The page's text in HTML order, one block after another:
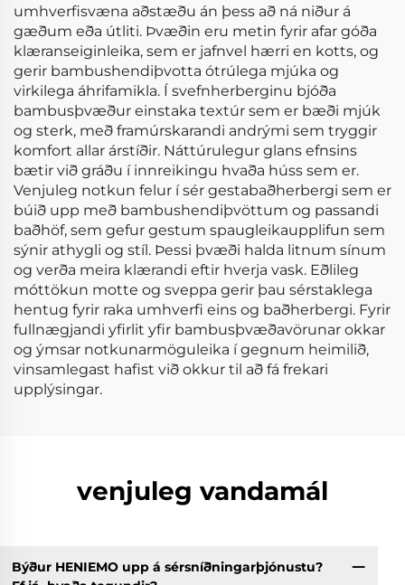
umhverfisvæna aðstæðu án þess að ná niður á
gæðum eða útliti. Þvæðin eru metin fyrir afar góða
klæranseiginleika, sem er jafnvel hærri en kotts, og
gerir bambushendiþvotta ótrúlega mjúka og
virkilega áhrifamikla. Í svefnherberginu bjóða
bambusþvæður einstaka textúr sem er bæði mjúk
og sterk, með framúrskarandi andrými sem tryggir
komfort allar árstíðir. Náttúrulegur glans efnsins
bætir við gráðu í innreikingu hvaða húss sem er.
Venjuleg notkun felur í sér gestabaðherbergi sem er
búið upp með bambushendiþvöttum og passandi
baðhöf, sem gefur gestum spaugleikaupplifun sem
sýnir athygli og stíl. Þessi þvæði halda litnum sínum
og verða meira klærandi eftir hverja vask. Eðlileg
móttökun motte og sveppa gerir þau sérstaklega
hentug fyrir raka umhverfi eins og baðherbergi. Fyrir
fullnægjandi yfirlit yfir bambusþvæðavörunar okkar
og ýmsar notkunarmöguleika í gegnum heimilið,
vinsamlegast hafist við okkur til að fá frekari
upplýsingar.
venjuleg vandamál
Býður HENIEMO upp á sérsníðningarþjónustu?